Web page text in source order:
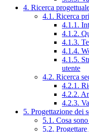
4. Ricerca
4.1. Ricerca
4.1.1.
4.1.2.
4.1.3.
4.1.4.
4.1.5.
utente
4.2. Ricerca
4.2.1.
4.2.2.
4.2.3.
5. Progettazione dei
5.1. Cosa
5.2.